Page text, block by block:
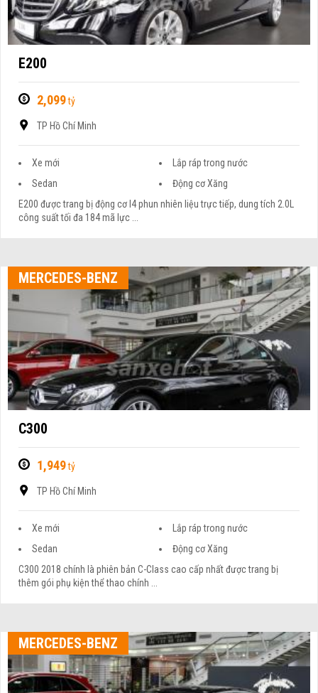
E200
2,099tỷ
TP Hồ Chí Minh
Xe mới
Lắp ráp trong nước
Sedan
Động cơ Xăng
E200 được trang bị động cơ I4 phun nhiên liệu trực tiếp, dung tích 2.0L
công suất tối đa 184 mã lực ...
MERCEDES-BENZ
C300
1,949tỷ
TP Hồ Chí Minh
Xe mới
Lắp ráp trong nước
Sedan
Động cơ Xăng
C300 2018 chính là phiên bản C-Class cao cấp nhất được trang bị
thêm gói phụ kiện thể thao chính ...
MERCEDES-BENZ